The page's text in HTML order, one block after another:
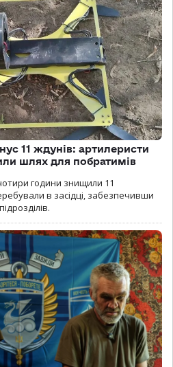
11 ждунів: артилеристи
шлях для побратимів
години знищили 11
в засідці, забезпечивши